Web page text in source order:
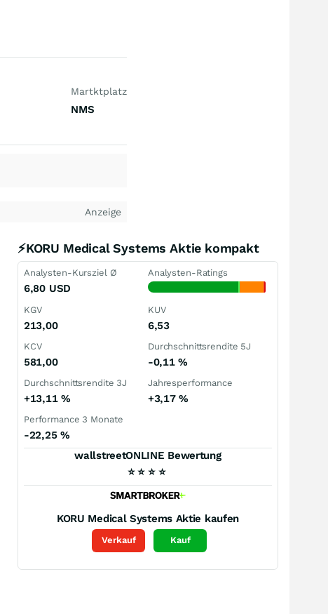
Martktplatz
NMS
Anzeige
⚡KORU Medical Systems Aktie kompakt
Analysten-Kursziel Ø
6,80 USD
Analysten-Ratings
KGV
213,00
KUV
6,53
KCV
581,00
Durchschnittsrendite 5J
-0,11%
Durchschnittsrendite 3J
+13,11 %
Jahresperformance
+3,17%
Performance 3 Monate
-22,25 %
wallstreetONLINE Bewertung
⭐ ⭐ ⭐ ⭐
KORU Medical Systems Aktie kaufen
Verkauf Kauf